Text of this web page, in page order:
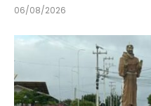
06/08/2026